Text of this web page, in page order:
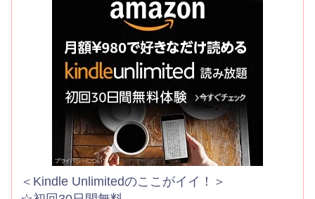
＜Kindle Unlimitedのここがイイ！＞